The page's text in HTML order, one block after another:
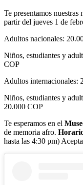
Te presentamos nuestras
partir del jueves 1 de
Adultos nacionales:
Niños, estudiantes y
COP
Adultos internacionales:
Niños, estudiantes y
20.000 COP
Te esperamos en el
de memoria afro.
hasta las 4:30 pm)